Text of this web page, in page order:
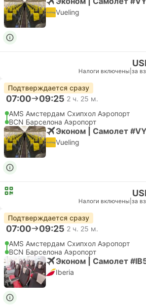
Vueling
Налоги включены за
Подтверждается сразу
07:00 09:25 2 ч. 25 м.
AMS Амстердам Cхипхол Аэропорт
BCN Барселона Аэропорт
Эконом | Самолет
Vueling
Налоги включены за
Подтверждается сразу
07:00 09:25 2 ч. 25 м.
AMS Амстердам Cхипхол Аэропорт
BCN Барселона Аэропорт
Эконом | Самолет
Iberia